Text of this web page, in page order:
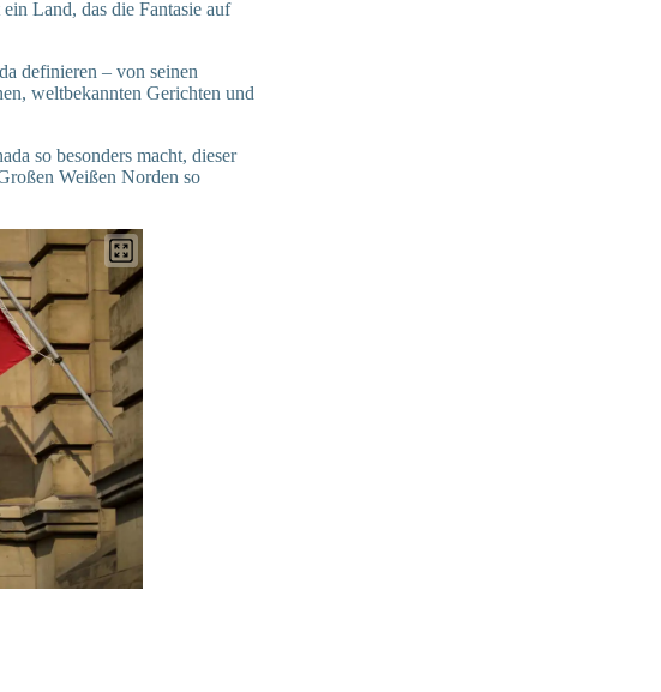
Land, das die Fantasie auf
definieren – von seinen
weltbekannten Gerichten und
so besonders macht, dieser
Weißen Norden so